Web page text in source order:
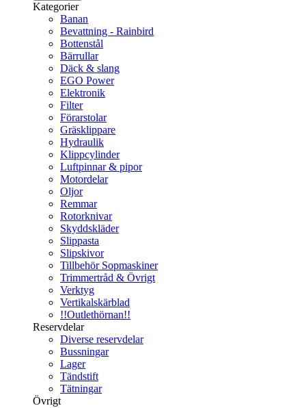
Kategorier
Banan
Bevattning - Rainbird
Bottenstål
Bärrullar
Däck & slang
EGO Power
Elektronik
Filter
Förarstolar
Gräsklippare
Hydraulik
Klippcylinder
Luftpinnar & pipor
Motordelar
Oljor
Remmar
Rotorknivar
Skyddskläder
Slippasta
Slipskivor
Tillbehör Sopmaskiner
Trimmertråd & Övrigt
Verktyg
Vertikalskärblad
!!Outlethörnan!!
Reservdelar
Diverse reservdelar
Bussningar
Lager
Tändstift
Tätningar
Övrigt